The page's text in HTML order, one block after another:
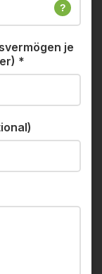
?
je
*